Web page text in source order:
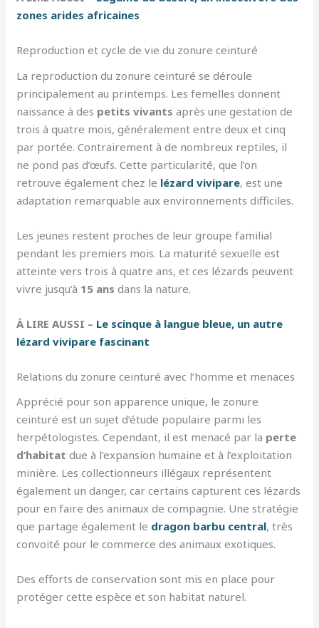
zones arides africaines
Reproduction et cycle de vie du zonure ceinturé
La reproduction du zonure ceinturé se déroule
principalement au printemps. Les femelles donnent
naissance à des petits vivants après une gestation de
trois à quatre mois, généralement entre deux et cinq
par portée. Contrairement à de nombreux reptiles, il
ne pond pas d’œufs. Cette particularité, que l’on
retrouve également chez le lézard vivipare, est une
adaptation remarquable aux environnements difficiles.
Les jeunes restent proches de leur groupe familial
pendant les premiers mois. La maturité sexuelle est
atteinte vers trois à quatre ans, et ces lézards peuvent
vivre jusqu’à 15 ans dans la nature.
À LIRE AUSSI – Le scinque à langue bleue, un autre
lézard vivipare fascinant
Relations du zonure ceinturé avec l’homme et menaces
Apprécié pour son apparence unique, le zonure
ceinturé est un sujet d’étude populaire parmi les
herpétologistes. Cependant, il est menacé par la perte
d’habitat due à l’expansion humaine et à l’exploitation
minière. Les collectionneurs illégaux représentent
également un danger, car certains capturent ces lézards
pour en faire des animaux de compagnie. Une stratégie
que partage également le dragon barbu central, très
convoité pour le commerce des animaux exotiques.
Des efforts de conservation sont mis en place pour
protéger cette espèce et son habitat naturel.